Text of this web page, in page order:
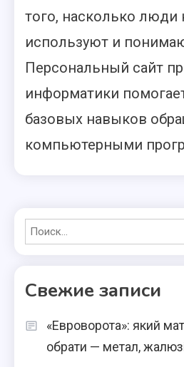
того, насколько люди
используют и
Персональный сайт
информатики
базовых навыков
компьютерными
Свежие записи
«Евроворота»: який
обрати — метал,